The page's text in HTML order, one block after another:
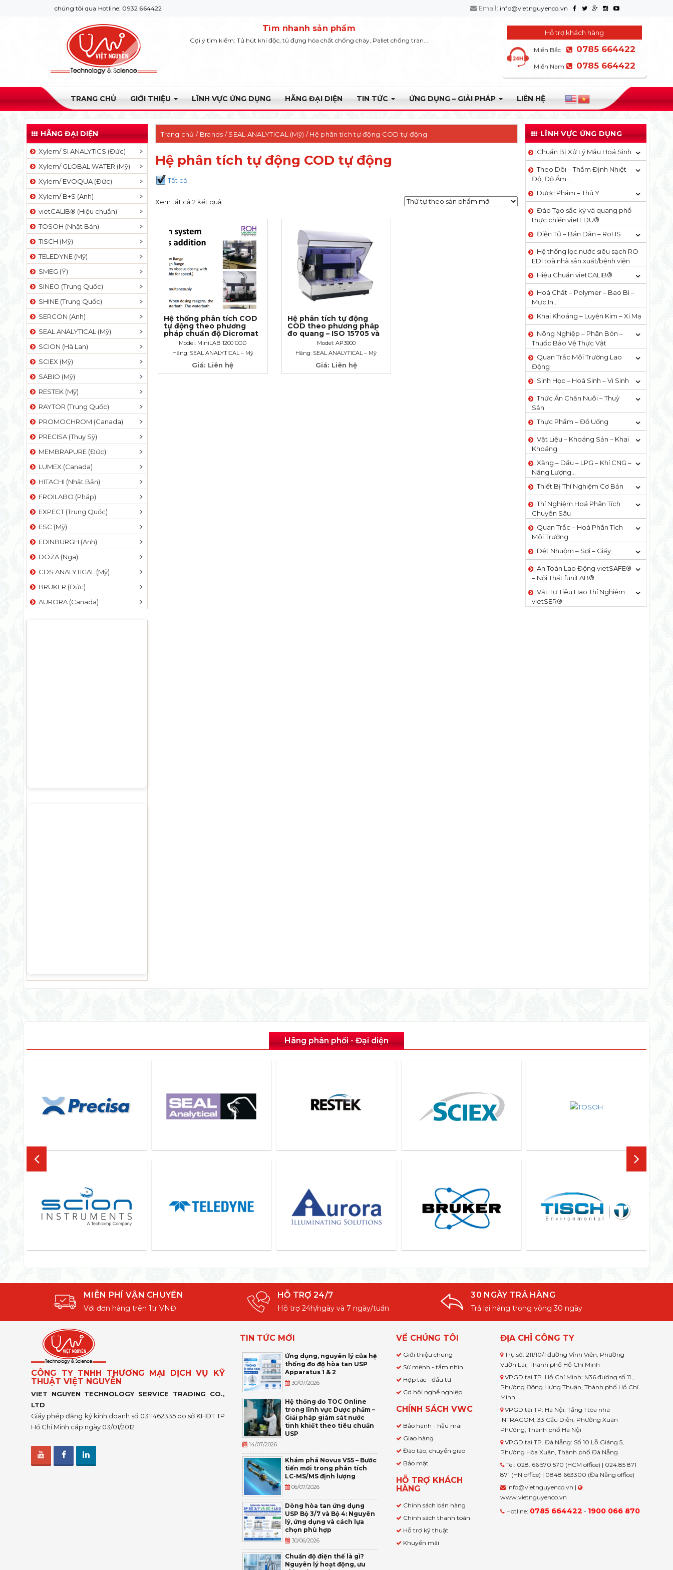
hệ với chúng tôi qua Hotline: 0932 664422 Email: info@vietnguyenco.vn
Tìm nhanh sản phẩm
Gợi ý tìm kiếm: Tủ hút khí độc, tủ đựng hóa chất chống cháy, Pallet chống tràn...
Hỗ trợ khách hàng
Miền Bắc 0785 664422
Miền Nam 0785 664422
TRANG CHỦ GIỚI THIỆU LĨNH VỰC ỨNG DỤNG HÃNG ĐẠI DIỆN TIN TỨC ỨNG DỤNG – GIẢI PHÁP LIÊN HỆ
HÃNG ĐẠI DIỆN
Xylem/ SI ANALYTICS (Đức)
Xylem/ GLOBAL WATER (Mỹ)
Xylem/ EVOQUA (Đức)
Xylem/ B+S (Anh)
vietCALIB® (Hiệu chuẩn)
TOSOH (Nhật Bản)
TISCH (Mỹ)
TELEDYNE (Mỹ)
SMEG (Ý)
SINEO (Trung Quốc)
SHINE (Trung Quốc)
SERCON (Anh)
SEAL ANALYTICAL (Mỹ)
SCION (Hà Lan)
SCIEX (Mỹ)
SABIO (Mỹ)
RESTEK (Mỹ)
RAYTOR (Trung Quốc)
PROMOCHROM (Canada)
PRECISA (Thuỵ Sỹ)
MEMBRAPURE (Đức)
LUMEX (Canada)
HITACHI (Nhật Bản)
FROILABO (Pháp)
EXPECT (Trung Quốc)
ESC (Mỹ)
EDINBURGH (Anh)
DOZA (Nga)
CDS ANALYTICAL (Mỹ)
BRUKER (Đức)
AURORA (Canada)
Trang chủ / Brands /SEAL ANALYTICAL (Mỹ) / Hệ phân tích tự động COD tự động
Hệ phân tích tự động COD tự động
Tất cả
Xem tất cả 2 kết quả
Hệ thống phân tích COD
tự động theo phương
pháp chuẩn độ Dicromat
ISO 6060 MiniLAB 1200
Model: MiniLAB 1200 COD
Hãng: SEAL ANALYTICAL – Mỹ
Giá: Liên hệ
Hệ phân tích tự động
COD theo phương pháp
đo quang – ISO 15705 và
EPA 410.4Model: AP3900
Hãng: SEAL ANALYTICAL – Mỹ
Giá: Liên hệ
LĨNH VỰC ỨNG DỤNG
Chuẩn Bị Xử Lý Mẫu Hoá Sinh
Theo Dõi – Thẩm Định Nhiệt
Độ, Độ Ẩm…
Dược Phẩm – Thú Y…
Đào Tạo sắc ký và quang phổ
thực chiến vietEDU®
Điện Tử – Bán Dẫn – RoHS
Hệ thống lọc nước siêu sạch RO
EDI​​ toà nhà sản xuất/bệnh viện
Hiệu Chuẩn vietCALIB®
Hoá Chất – Polymer – Bao Bì –
Mực In…
Khai Khoáng – Luyện Kim – Xi Mạ
Nông Nghiệp – Phân Bón –
Thuốc Bảo Vệ Thực Vật
Quan Trắc Môi Trường Lao
Động
Sinh Học – Hoá Sinh – Vi Sinh
Thức Ăn Chăn Nuôi – Thuỷ
Sản
Thực Phẩm – Đồ Uống
Vật Liệu – Khoáng Sản – Khai
Khoáng
Xăng – Dầu – LPG – Khí CNG –
Năng Lượng…
Thiết Bị Thí Nghiệm Cơ Bản
Thí Nghiệm Hoá Phân Tích
Chuyên Sâu
Quan Trắc – Hoá Phân Tích
Môi Trường
Dệt Nhuộm – Sợi – Giấy
An Toàn Lao Động vietSAFE®
– Nội Thất funiLAB®
Vật Tư Tiêu Hao Thí Nghiệm
vietSER®
Hãng phân phối - Đại diện
MIỄN PHÍ VẬN CHUYỂN
Với đơn hàng trên 1tr VNĐ
HỖ TRỢ 24/7
Hỗ trợ 24h/ngày và 7 ngày/tuần
30 NGÀY TRẢ HÀNG
Trả lại hàng trong vòng 30 ngày
CÔNG TY TNHH THƯƠNG MẠI DỊCH VỤ KỸ
THUẬT VIỆT NGUYỄN
VIET NGUYEN TECHNOLOGY SERVICE TRADING CO.,
LTD
Giấy phép đăng ký kinh doanh số 0311462335 do sở KHĐT TP
Hồ Chí Minh cấp ngày 03/01/2012
TIN TỨC MỚI
Ứng dụng, nguyên lý của hệ
thống đo độ hòa tan USP
Apparatus 1 & 2
30/07/2026
Hệ thống đo TOC Online
trong lĩnh vực Dược phẩm –
Giải pháp giám sát nước
tinh khiết theo tiêu chuẩn
USP
14/07/2026
Khám phá Novus V55 – Bước
tiến mới trong phân tích
LC-MS/MS định lượng
06/07/2026
Dòng hòa tan ứng dụng
USP Bộ 3/7 và Bộ 4: Nguyên
lý, ứng dụng và cách lựa
chọn phù hợp
30/06/2026
Chuẩn độ điện thế là gì?
Nguyên lý hoạt động, ưu
VỀ CHÚNG TÔI
Giới thiệu chung
Sứ mệnh - tầm nhìn
Hợp tác - đầu tư
Cơ hội nghề nghiệp
CHÍNH SÁCH VWC
Bảo hành - hậu mãi
Giao hàng
Đào tạo, chuyển giao
Bảo mật
HỖ TRỢ KHÁCH
HÀNG
Chính sách bán hàng
Chính sách thanh toán
Hỗ trợ kỹ thuật
Khuyến mãi
ĐỊA CHỈ CÔNG TY
Trụ sở: 211/10/1 đường Vĩnh Viễn, Phường
Vườn Lài, Thành phố Hồ Chí Minh
VPGD tại TP. Hồ Chí Minh: N36 đường số 11 ,
Phường Đông Hưng Thuận, Thành phố Hồ Chí
Minh
VPGD tại TP. Hà Nội: Tầng 1 tòa nhà
INTRACOM, 33 Cầu Diễn, Phường Xuân
Phương, Thành phố Hà Nội
VPGD tại TP. Đà Nẵng: Số 10 Lỗ Giáng 5,
Phường Hòa Xuân, Thành phố Đà Nẵng
Tel: 028. 66 570 570 (HCM office) | 024.85 871
871 (HN office) | 0848 663300 (Đà Nẵng office)
info@vietnguyenco.vn |
www.vietnguyenco.vn
Hotline: 0785 664422 - 1900 066 870